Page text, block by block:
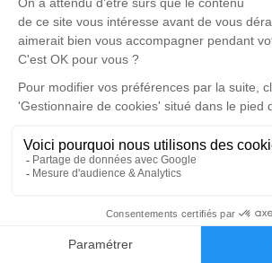
Faire-part
Je
Cérémonie civile
mercredi 04 décembre 2024 à
Cimetière de Gouttières
27410 Gouttières
Je
Déroulé des obsèques